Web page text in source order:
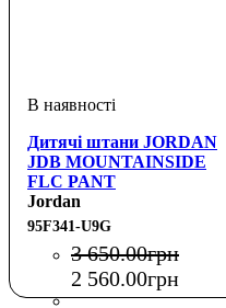
Дитячі штани JORDAN
JDB MOUNTAINSIDE
FLC PANT
Jordan
95F341-U9G
3 650.00грн
2 560.00грн